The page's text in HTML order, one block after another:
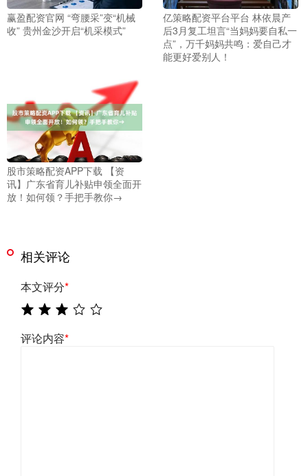
赢盈配资官网 “弯腰采”变“机械
收” 贵州金沙开启“机采模式”
亿策略配资平台平台 林依晨产
后3月复工坦言“当妈妈要自私一
点”，万千妈妈共鸣：爱自己才
能更好爱别人！
股市策略配资APP下载 【资
讯】广东省育儿补贴申领全面开
放！如何领？手把手教你→
相关评论
本文评分*
评论内容*